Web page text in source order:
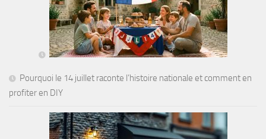
Pourquoi le 14 juillet raconte l’histoire nationale et comment en
profiter en DIY